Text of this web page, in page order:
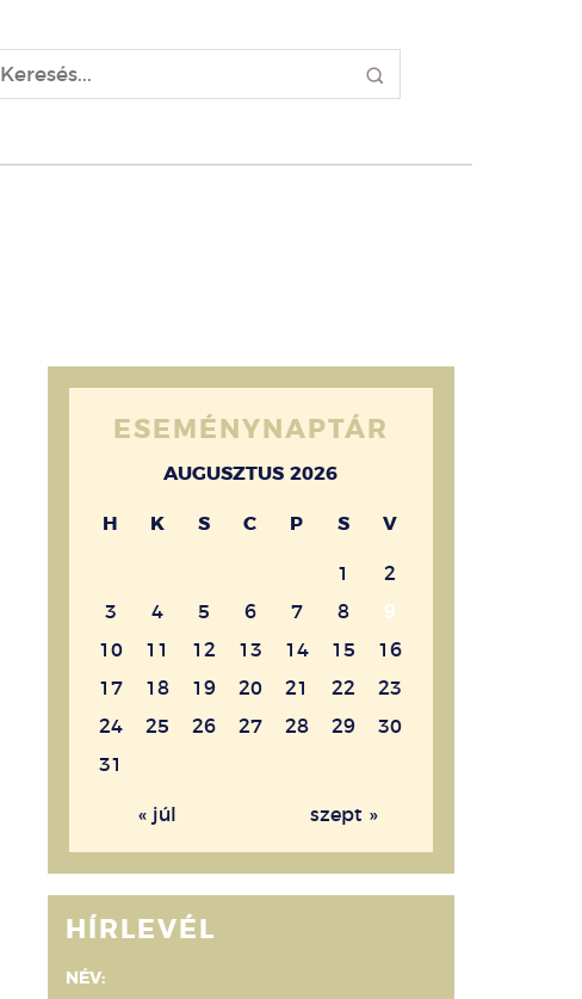
ESEMÉNYNAPTÁR
AUGUSZTUS 2026
H K S C P S V
1
2
3
4 5 6 7 8
9
10
11 12 13 14 15
16
17
18 19 20 21 22
23
24
25 26 27 28 29
30
31
« júl szept »
HÍRLEVÉL
NÉV: